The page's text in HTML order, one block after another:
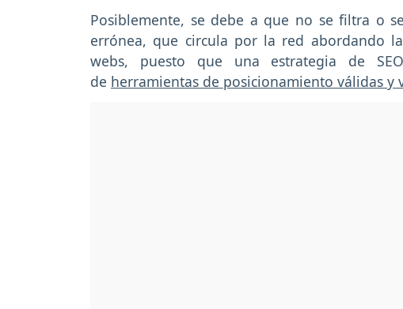
Posiblemente, se debe a que no se filtra o
errónea, que circula por la red abordando
webs, puesto que una estrategia de
de herramientas de posicionamiento válidas y